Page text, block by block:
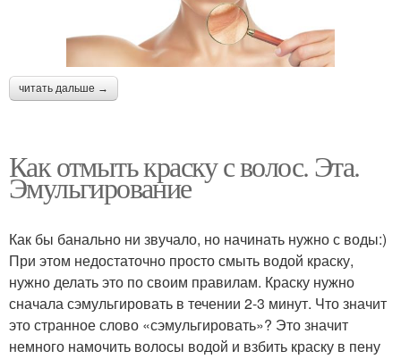
читать дальше →
Как отмыть краску с волос. Эта.
Эмульгирование
Как бы банально ни звучало, но начинать нужно с воды:)
При этом недостаточно просто смыть водой краску,
нужно делать это по своим правилам. Краску нужно
сначала сэмульгировать в течении 2-3 минут. Что значит
это странное слово «сэмульгировать»? Это значит
немного намочить волосы водой и взбить краску в пену